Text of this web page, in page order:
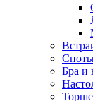
Бра и